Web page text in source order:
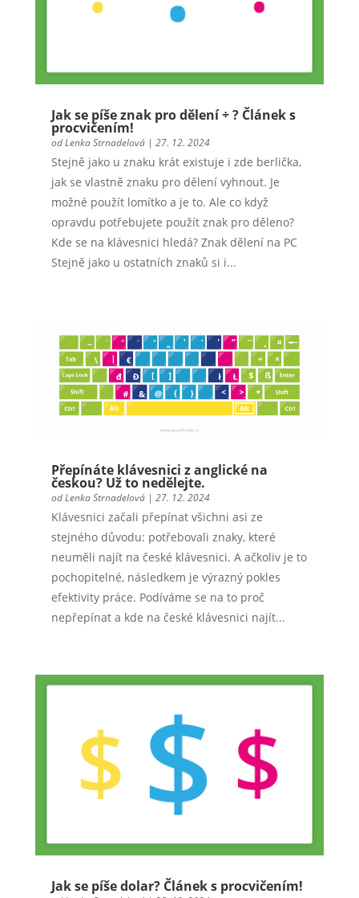
Jak se píše znak pro dělení ÷ ? Článek s
procvičením!
odLenka Strnadelová| 27. 12. 2024
Stejně jako u znaku krát existuje i zde berlička,
jak se vlastně znaku pro dělení vyhnout. Je
možné použít lomítko a je to. Ale co když
opravdu potřebujete použít znak pro děleno?
Kde se na klávesnici hledá? Znak dělení na PC
Stejně jako u ostatních znaků si i...
Přepínáte klávesnici z anglické na
českou? Už to nedělejte.
odLenka Strnadelová| 27. 12. 2024
Klávesnici začali přepínat všichni asi ze
stejného důvodu: potřebovali znaky, které
neuměli najít na české klávesnici. A ačkoliv je to
pochopitelné, následkem je výrazný pokles
efektivity práce. Podíváme se na to proč
nepřepínat a kde na české klávesnici najít...
Jak se píše dolar? Článek s procvičením!